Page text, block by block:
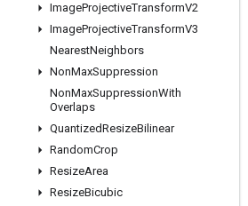
ImageProjectiveTransformV2
ImageProjectiveTransformV3
NearestNeighbors
NonMaxSuppression
NonMaxSuppressionWith
Overlaps
QuantizedResizeBilinear
RandomCrop
ResizeArea
ResizeBicubic